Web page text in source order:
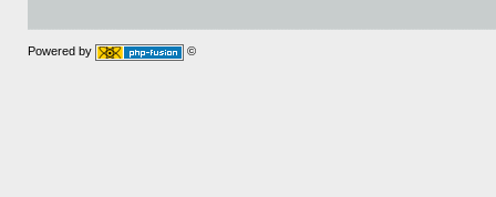
Powered by ©